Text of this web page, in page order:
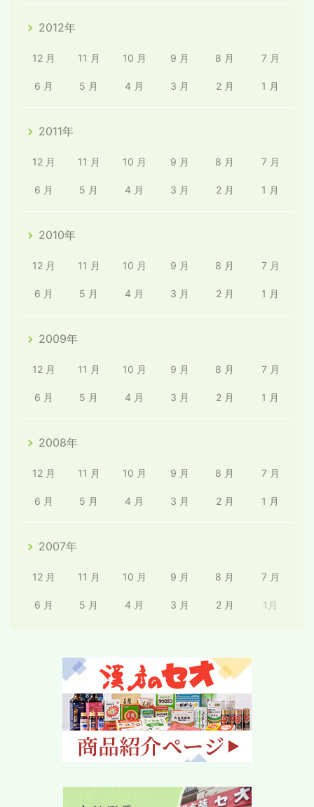
2012年
12 月 11 月 10 月 9 月 8 月 7 月
6 月 5 月 4 月 3 月 2 月 1 月
2011年
12 月 11 月 10 月 9 月 8 月 7 月
6 月 5 月 4 月 3 月 2 月 1 月
2010年
12 月 11 月 10 月 9 月 8 月 7 月
6 月 5 月 4 月 3 月 2 月 1 月
2009年
12 月 11 月 10 月 9 月 8 月 7 月
6 月 5 月 4 月 3 月 2 月 1 月
2008年
12 月 11 月 10 月 9 月 8 月 7 月
6 月 5 月 4 月 3 月 2 月 1 月
2007年
12 月 11 月 10 月 9 月 8 月 7 月
6 月 5 月 4 月 3 月 2 月 1月